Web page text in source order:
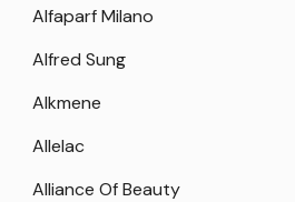
Alfaparf Milano
Alfred Sung
Alkmene
Allelac
Alliance Of Beauty